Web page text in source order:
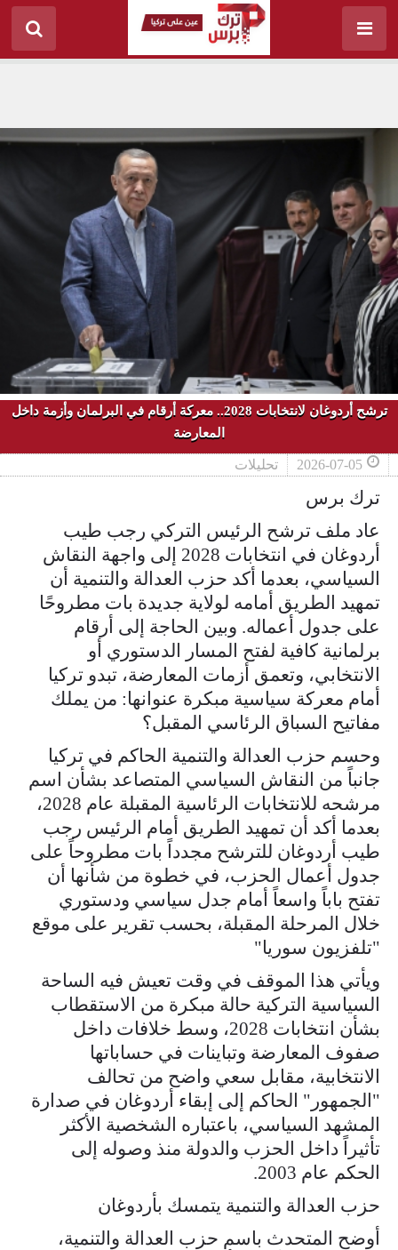
ترشح أردوغان لانتخابات 2028.. معركة أرقام في البرلمان وأزمة داخل
المعارضة
2026-07-05 تحليلات
ترك برس
عاد ملف ترشح الرئيس التركي رجب طيب
أردوغان في انتخابات 2028 إلى واجهة النقاش
السياسي، بعدما أكد حزب العدالة والتنمية أن
تمهيد الطريق أمامه لولاية جديدة بات مطروحًا
على جدول أعماله. وبين الحاجة إلى أرقام
برلمانية كافية لفتح المسار الدستوري أو
الانتخابي، وتعمق أزمات المعارضة، تبدو تركيا
أمام معركة سياسية مبكرة عنوانها: من يملك
مفاتيح السباق الرئاسي المقبل؟
وحسم حزب العدالة والتنمية الحاكم في تركيا
جانباً من النقاش السياسي المتصاعد بشأن اسم
مرشحه للانتخابات الرئاسية المقبلة عام 2028،
بعدما أكد أن تمهيد الطريق أمام الرئيس رجب
طيب أردوغان للترشح مجدداً بات مطروحاً على
جدول أعمال الحزب، في خطوة من شأنها أن
تفتح باباً واسعاً أمام جدل سياسي ودستوري
خلال المرحلة المقبلة، بحسب تقرير على موقع
"تلفزيون سوريا"
ويأتي هذا الموقف في وقت تعيش فيه الساحة
السياسية التركية حالة مبكرة من الاستقطاب
بشأن انتخابات 2028، وسط خلافات داخل
صفوف المعارضة وتباينات في حساباتها
الانتخابية، مقابل سعي واضح من تحالف
"الجمهور" الحاكم إلى إبقاء أردوغان في صدارة
المشهد السياسي، باعتباره الشخصية الأكثر
تأثيراً داخل الحزب والدولة منذ وصوله إلى
الحكم عام 2003.
حزب العدالة والتنمية يتمسك بأردوغان
أوضح المتحدث باسم حزب العدالة والتنمية،